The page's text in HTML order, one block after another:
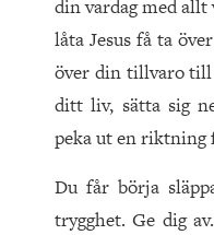
din vardag med allt
låta Jesus få ta
över din tillvaro
ditt liv, sätta sig
peka ut en riktning
Du får börja
trygghet. Ge dig